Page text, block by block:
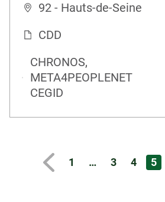
92 - Hauts-de-Seine
CDD
CHRONOS,
META4PEOPLENET
CEGID
1 … 3 4 5